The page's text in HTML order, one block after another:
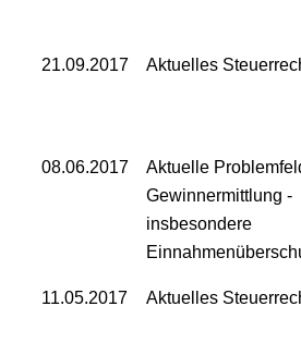
21.09.2017 Aktuelles
08.06.2017
Aktuelle
Gewinnermittlung -
insbesondere
11.05.2017 Aktuelles